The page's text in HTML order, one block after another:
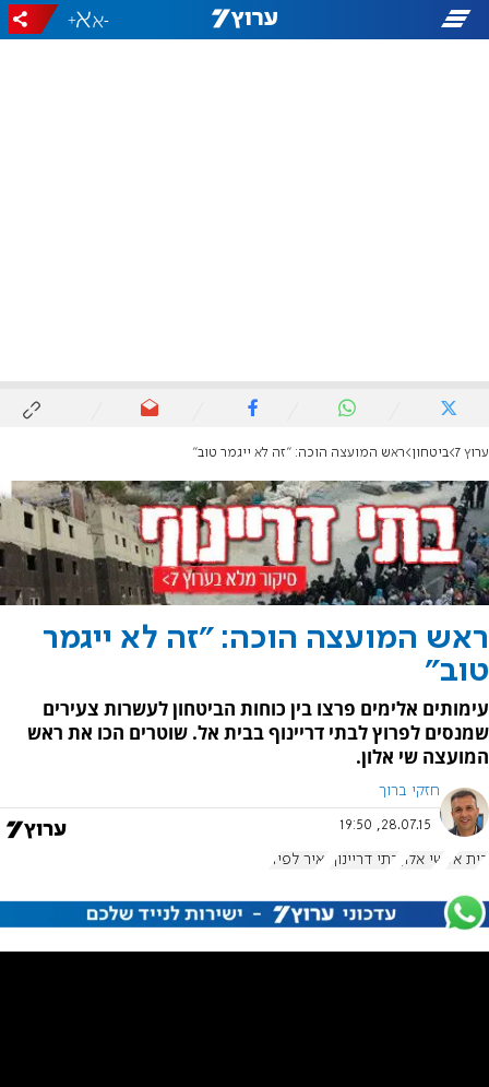
-
+
ערוץ 7 ביטחון ראש המועצה הוכה: "זה לא ייגמר טוב"
ראש המועצה הוכה: "זה לא ייגמר
טוב"
עימותים אלימים פרצו בין כוחות הביטחון לעשרות צעירים
שמנסים לפרוץ לבתי דריינוף בבית אל. שוטרים הכו את ראש
המועצה שי אלון.
חזקי ברוך
28.07.15, 19:50
בית אל שי אלון בתי דריינוף יאיר לפיד